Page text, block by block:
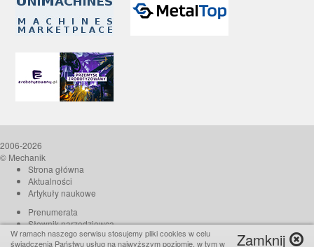
2006-2026
© Mechanik
Strona główna
Aktualności
Artykuły naukowe
Prenumerata
Słownik narzędziowca
O czasopiśmie
Zamknij
W ramach naszego serwisu stosujemy pliki cookies w celu
świadczenia Państwu usług na najwyższym poziomie, w tym w